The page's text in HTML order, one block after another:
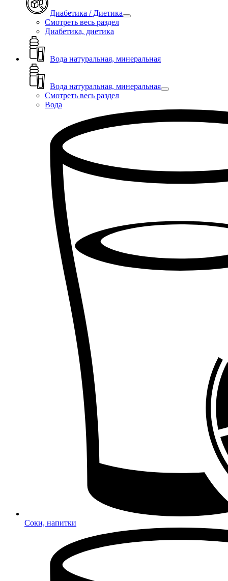
Диабетика / Диетика
Смотреть весь раздел
Диабетика, диетика
Вода натуральная, минеральная
Вода натуральная, минеральная
Смотреть весь раздел
Вода
Соки, напитки